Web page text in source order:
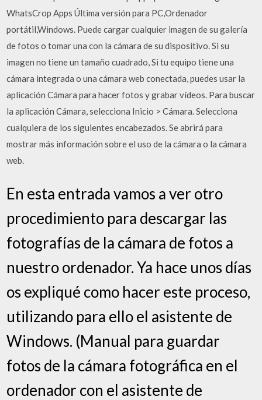
WhatsCrop Apps Última versión para PC,Ordenador
portátil,Windows. Puede cargar cualquier imagen de su galería
de fotos o tomar una con la cámara de su dispositivo. Si su
imagen no tiene un tamaño cuadrado, Si tu equipo tiene una
cámara integrada o una cámara web conectada, puedes usar la
aplicación Cámara para hacer fotos y grabar vídeos. Para buscar
la aplicación Cámara, selecciona Inicio > Cámara. Selecciona
cualquiera de los siguientes encabezados. Se abrirá para
mostrar más información sobre el uso de la cámara o la cámara
web.
En esta entrada vamos a ver otro
procedimiento para descargar las
fotografías de la cámara de fotos a
nuestro ordenador. Ya hace unos días
os expliqué como hacer este proceso,
utilizando para ello el asistente de
Windows. (Manual para guardar
fotos de la cámara fotográfica en el
ordenador con el asistente de